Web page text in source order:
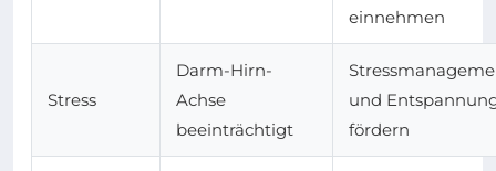
einnehmen
Stress
Darm-Hirn-
Achse
beeinträchtigt
und
fördern